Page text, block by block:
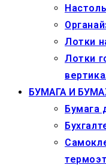
Лотки
Лотки
БУМАГА И
Бумага